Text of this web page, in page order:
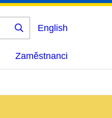
Vyhledat
English
Zaměstnanci